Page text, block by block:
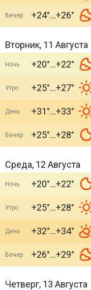
Вечер +24° +26°
Вторник, 11 Августа
Ночь +20° +22°
Утро +25° +27°
День +31° +33°
Вечер +25° +28°
Среда, 12 Августа
Ночь +20° +22°
Утро +25° +28°
День +32° +34°
Вечер +26° +29°
Четверг, 13 Августа